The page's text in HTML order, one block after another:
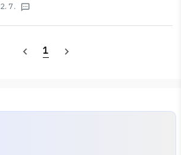
재학교생이나 대학생은 암기
장한다. 다만, 본 글에서는 수식
또한 암기에 도움을 받고자 본
. 앞으로 약 5~6개의 포스팅을
7. textsms
navigate_before 1 navigate_next